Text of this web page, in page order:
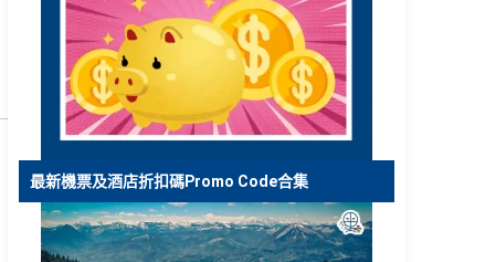
最新機票及酒店折扣碼Promo Code合集